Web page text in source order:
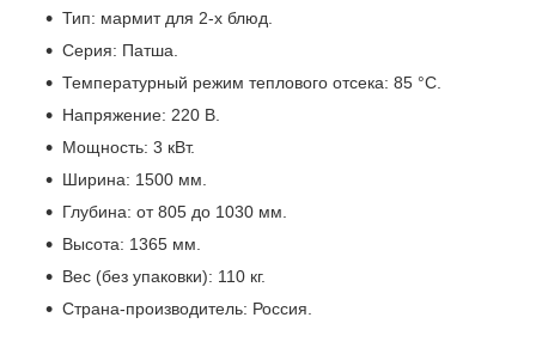
Тип: мармит для 2-х блюд.
Серия: Патша.
Температурный режим теплового отсека: 85 °C.
Напряжение: 220 В.
Мощность: 3 кВт.
Ширина: 1500 мм.
Глубина: от 805 до 1030 мм.
Высота: 1365 мм.
Вес (без упаковки): 110 кг.
Страна-производитель: Россия.